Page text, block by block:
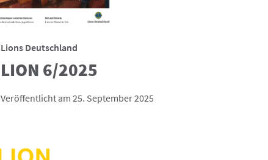
Lions Deutschland
LION 6/2025
Veröffentlicht am 25. September 2025